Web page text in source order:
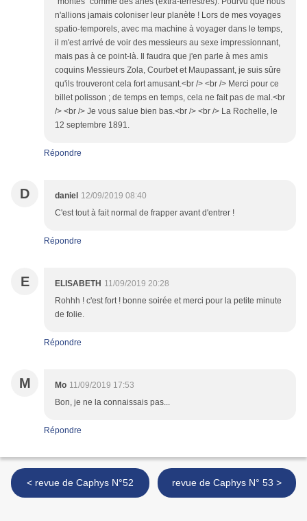
n'allions jamais coloniser leur planète ! Lors de mes voyages
spatio-temporels, avec ma machine à voyager dans le temps,
il m'est arrivé de voir des messieurs au sexe impressionnant,
mais pas à ce point-là. Il faudra que j'en parle à mes amis
coquins Messieurs Zola, Courbet et Maupassant, je suis sûre
qu'ils trouveront cela fort amusant.<br /> <br /> Merci pour ce
billet polisson ; de temps en temps, cela ne fait pas de mal.<br
/> <br /> Je vous salue bien bas.<br /> <br /> La Rochelle, le
12 septembre 1891.
Répondre
D daniel 12/09/2019 08:40
C'est tout à fait normal de frapper avant d'entrer !
Répondre
E ELISABETH 11/09/2019 20:28
Rohhh ! c'est fort ! bonne soirée et merci pour la petite minute
de folie.
Répondre
M Mo 11/09/2019 17:53
Bon, je ne la connaissais pas...
Répondre
< revue de Caphys N°52 revue de Caphys N° 53 >